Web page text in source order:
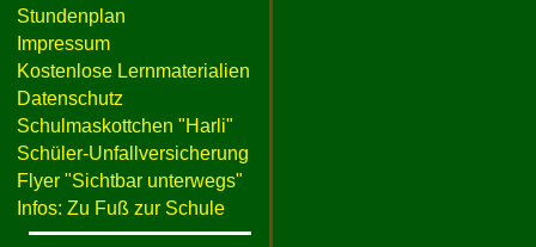
Stundenplan
Impressum
Kostenlose Lernmaterialien
Datenschutz
Schulmaskottchen "Harli"
Schüler-Unfallversicherung
Flyer "Sichtbar unterwegs"
Infos: Zu Fuß zur Schule